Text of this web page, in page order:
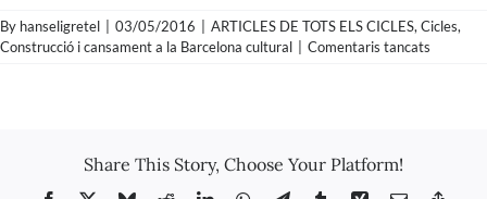
By hanseligretel 03/05/2016 ARTICLES DE TOTS ELS CICLES, Cicles,
Construcció i cansament a la Barcelona cultural
Comentaris tancats
Share This Story, Choose Your Platform!